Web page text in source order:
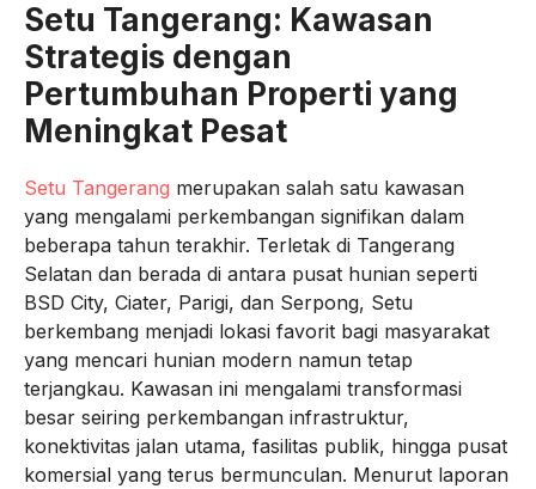
Setu Tangerang: Kawasan
Strategis dengan
Pertumbuhan Properti yang
Meningkat Pesat
Setu Tangerang merupakan salah satu kawasan
yang mengalami perkembangan signifikan dalam
beberapa tahun terakhir. Terletak di Tangerang
Selatan dan berada di antara pusat hunian seperti
BSD City, Ciater, Parigi, dan Serpong, Setu
berkembang menjadi lokasi favorit bagi masyarakat
yang mencari hunian modern namun tetap
terjangkau. Kawasan ini mengalami transformasi
besar seiring perkembangan infrastruktur,
konektivitas jalan utama, fasilitas publik, hingga pusat
komersial yang terus bermunculan. Menurut laporan